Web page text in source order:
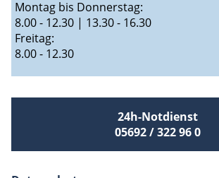
Montag bis Donnerstag:
8.00 - 12.30 | 13.30 - 16.30
Freitag:
8.00 - 12.30
24h-Notdienst
05692 / 322 96 0